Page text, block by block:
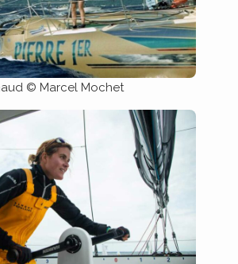
© Marcel Mochet